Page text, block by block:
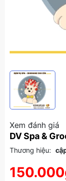
Xem đánh giá
DV Spa &
Thương hiệu: